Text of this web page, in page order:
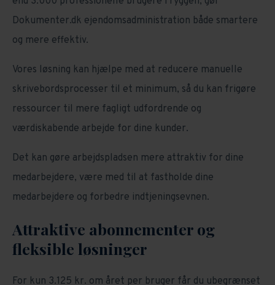
Dokumenter.dk ejendomsadministration både smartere
og mere effektiv.
Vores løsning kan hjælpe med at reducere manuelle
skrivebordsprocesser til et minimum, så du kan frigøre
ressourcer til mere fagligt udfordrende og
værdiskabende arbejde for dine kunder.
Det kan gøre arbejdspladsen mere attraktiv for dine
medarbejdere, være med til at fastholde dine
medarbejdere og forbedre indtjeningsevnen.
Attraktive abonnementer og
fleksible løsninger
For kun 3.125 kr. om året per bruger får du ubegrænset